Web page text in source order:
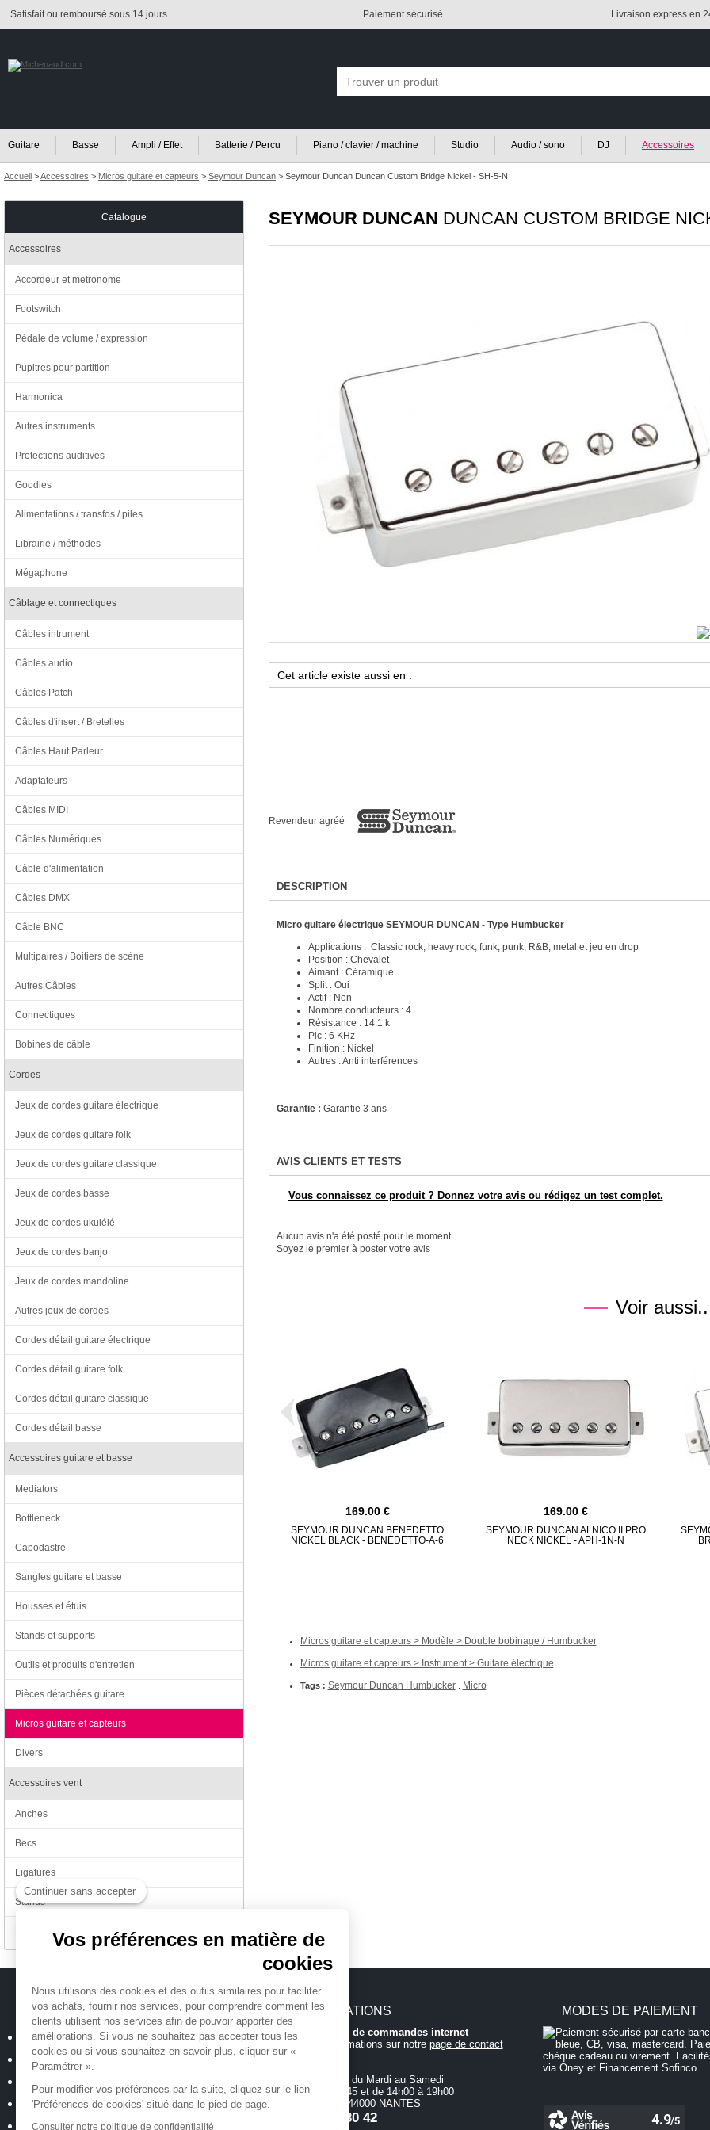
Continuer sans accepter
Vos préférences en matière de
cookies
Nous utilisons des cookies et des outils similaires pour faciliter
vos achats, fournir nos services, pour comprendre comment les
clients utilisent nos services afin de pouvoir apporter des
améliorations. Si vous ne souhaitez pas accepter tous les
cookies ou si vous souhaitez en savoir plus, cliquer sur «
Paramétrer ».
Pour modifier vos préférences par la suite, cliquez sur le lien
'Préférences de cookies' situé dans le pied de page.
Consulter notre politique de confidentialité
Satisfait ou remboursé sous 14 jours Paiement sécurisé Livraison express en
Guitare Basse Ampli / Effet Batterie / Percu Piano / clavier / machine Studio Audio / sono DJ Accessoires
Accueil >Accessoires > Micros guitare et capteurs > Seymour Duncan > Seymour Duncan Duncan Custom Bridge Nickel - SH-5-N
SEYMOUR DUNCAN DUNCAN CUSTOM BRIDGE
Revendeur agréé
DESCRIPTION
Micro guitare électrique SEYMOUR DUNCAN - Type Humbucker
Applications : Classic rock, heavy rock, funk, punk, R&B, metal et jeu en drop
Position : Chevalet
Aimant : Céramique
Split : Oui
Actif : Non
Nombre conducteurs : 4
Résistance : 14.1 k
Pic : 6 KHz
Finition : Nickel
Autres : Anti interférences
Garantie : Garantie 3 ans
AVIS CLIENTS ET TESTS
Vous connaissez ce produit ? Donnez votre avis ou rédigez un test complet.
Aucun avis n'a été posté pour le moment.
Soyez le premier à poster votre avis
Voir
169.00
SEYMOUR DUNCAN BENEDETTO
NICKEL BLACK - BENEDETTO-A-6
169.00
SEYMOUR DUNCAN ALNICO II PRO
NECK NICKEL - APH-1N-N
Micros guitare et capteurs > Modèle > Double bobinage / Humbucker
Micros guitare et capteurs > Instrument > Guitare électrique
Tags : Seymour Duncan Humbucker. Micro
Catalogue
Accessoires
Accordeur et metronome
Footswitch
Pédale de volume / expression
Pupitres pour partition
Harmonica
Autres instruments
Protections auditives
Goodies
Alimentations / transfos / piles
Librairie / méthodes
Mégaphone
Câblage et connectiques
Câbles intrument
Câbles audio
Câbles Patch
Câbles d'insert / Bretelles
Câbles Haut Parleur
Adaptateurs
Câbles MIDI
Câbles Numériques
Câble d'alimentation
Câbles DMX
Câble BNC
Multipaires / Boitiers de scène
Autres Câbles
Connectiques
Bobines de câble
Cordes
Jeux de cordes guitare électrique
Jeux de cordes guitare folk
Jeux de cordes guitare classique
Jeux de cordes basse
Jeux de cordes ukulélé
Jeux de cordes banjo
Jeux de cordes mandoline
Autres jeux de cordes
Cordes détail guitare électrique
Cordes détail guitare folk
Cordes détail guitare classique
Cordes détail basse
Accessoires guitare et basse
Mediators
Bottleneck
Capodastre
Sangles guitare et basse
Housses et étuis
Stands et supports
Outils et produits d'entretien
Pièces détachées guitare
Micros guitare et capteurs
Divers
Accessoires vent
Anches
Becs
Ligatures
Stands
MICHENAUD.COM
Qui sommes nous ?
Plan du site
Conditions générales de vente
Politique de confidentialité
INFORMATIONS
Hotline et suivi de commandes internet
Toutes les informations sur notre page de contact
ouvert du Mardi au Samedi
de 10h00 à 12h45 et de 14h00 à 19h00
18 allée Baco - 44000 NANTES
02 40 35 30 42
MODES DE PAIEMENT